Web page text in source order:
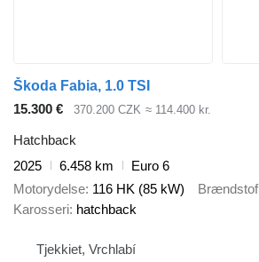
Škoda Fabia, 1.0 TSI
15.300 €
370.200 CZK ≈ 114.400 kr.
Hatchback
2025
6.458 km
Euro 6
Motorydelse 116 HK (85 kW) Brændstof
Karosseri hatchback
Tjekkiet, Vrchlabí